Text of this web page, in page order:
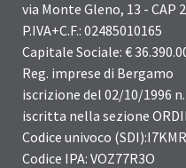
via Monte Gleno, 13 - CAP
P.IVA+C.F.: 02485010165
Capitale Sociale: €
Reg. imprese di Bergamo
iscrizione del 02/10/1996
iscritta nella sezione
Codice univoco
Codice IPA: VOZ77R3O